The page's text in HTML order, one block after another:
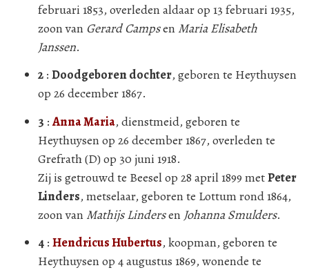
februari 1853, overleden aldaar op 13 februari 1935,
zoon van Gerard Campsen Maria Elisabeth
Janssen.
2 : Doodgeboren dochter, geboren te Heythuysen
op 26 december 1867.
3 :Anna Maria, dienstmeid, geboren te
Heythuysen op 26 december 1867, overleden te
Grefrath (D) op 30 juni 1918.
Zij is getrouwd te Beesel op 28 april 1899 metPeter
Linders, metselaar, geboren te Lottum rond 1864,
zoon van Mathijs Lindersen Johanna Smulders.
4 : Hendricus Hubertus, koopman, geboren te
Heythuysen op 4 augustus 1869, wonende te